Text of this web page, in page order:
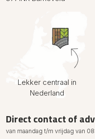
Lekker centraal in
Nederland
Direct contact of
van maandag t/m vrijdag van